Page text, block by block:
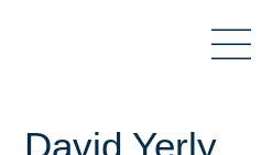
David Yerly